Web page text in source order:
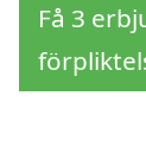
Få 3